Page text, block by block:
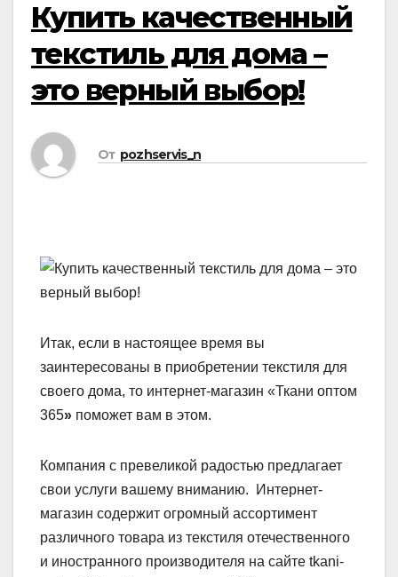
Купить качественный
текстиль для дома –
это верный выбор!
От pozhservis_n
Итак, если в настоящее время вы
заинтересованы в приобретении текстиля для
своего дома, то интернет-магазин «Ткани оптом
365» поможет вам в этом.
Компания с превеликой радостью предлагает
свои услуги вашему вниманию. Интернет-
магазин содержит огромный ассортимент
различного товара из текстиля отечественного
и иностранного производителя на сайте tkani-